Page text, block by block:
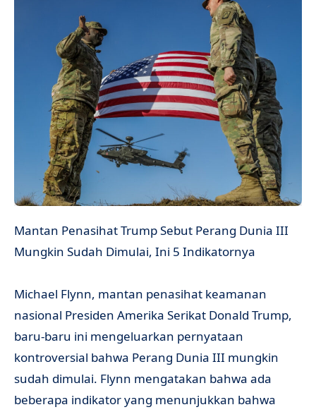
Mantan Penasihat Trump Sebut Perang Dunia III
Mungkin Sudah Dimulai, Ini 5 Indikatornya
Michael Flynn, mantan penasihat keamanan
nasional Presiden Amerika Serikat Donald Trump,
baru-baru ini mengeluarkan pernyataan
kontroversial bahwa Perang Dunia III mungkin
sudah dimulai. Flynn mengatakan bahwa ada
beberapa indikator yang menunjukkan bahwa